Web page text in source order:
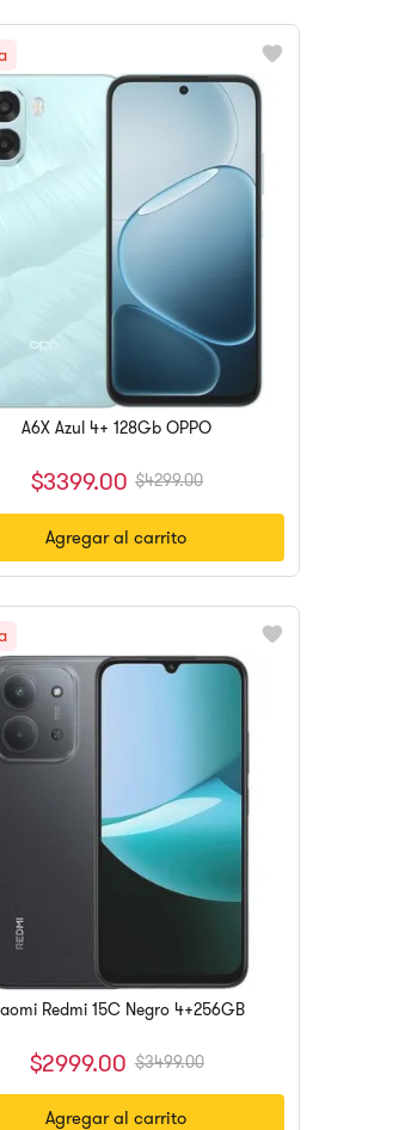
A6X Azul 4+ 128Gb OPPO
$3399.00 $4299.00
Agregar al carrito
Redmi 15C Negro 4+256GB
$2999.00 $3499.00
Agregar al carrito